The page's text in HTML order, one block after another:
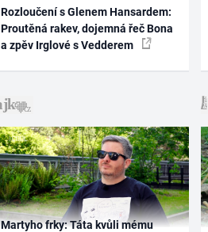
Rozloučení s Glenem Hansardem:
Proutěná rakev, dojemná řeč Bona
a zpěv Irglové s Vedderem
Martyho frky: Táta kvůli mému